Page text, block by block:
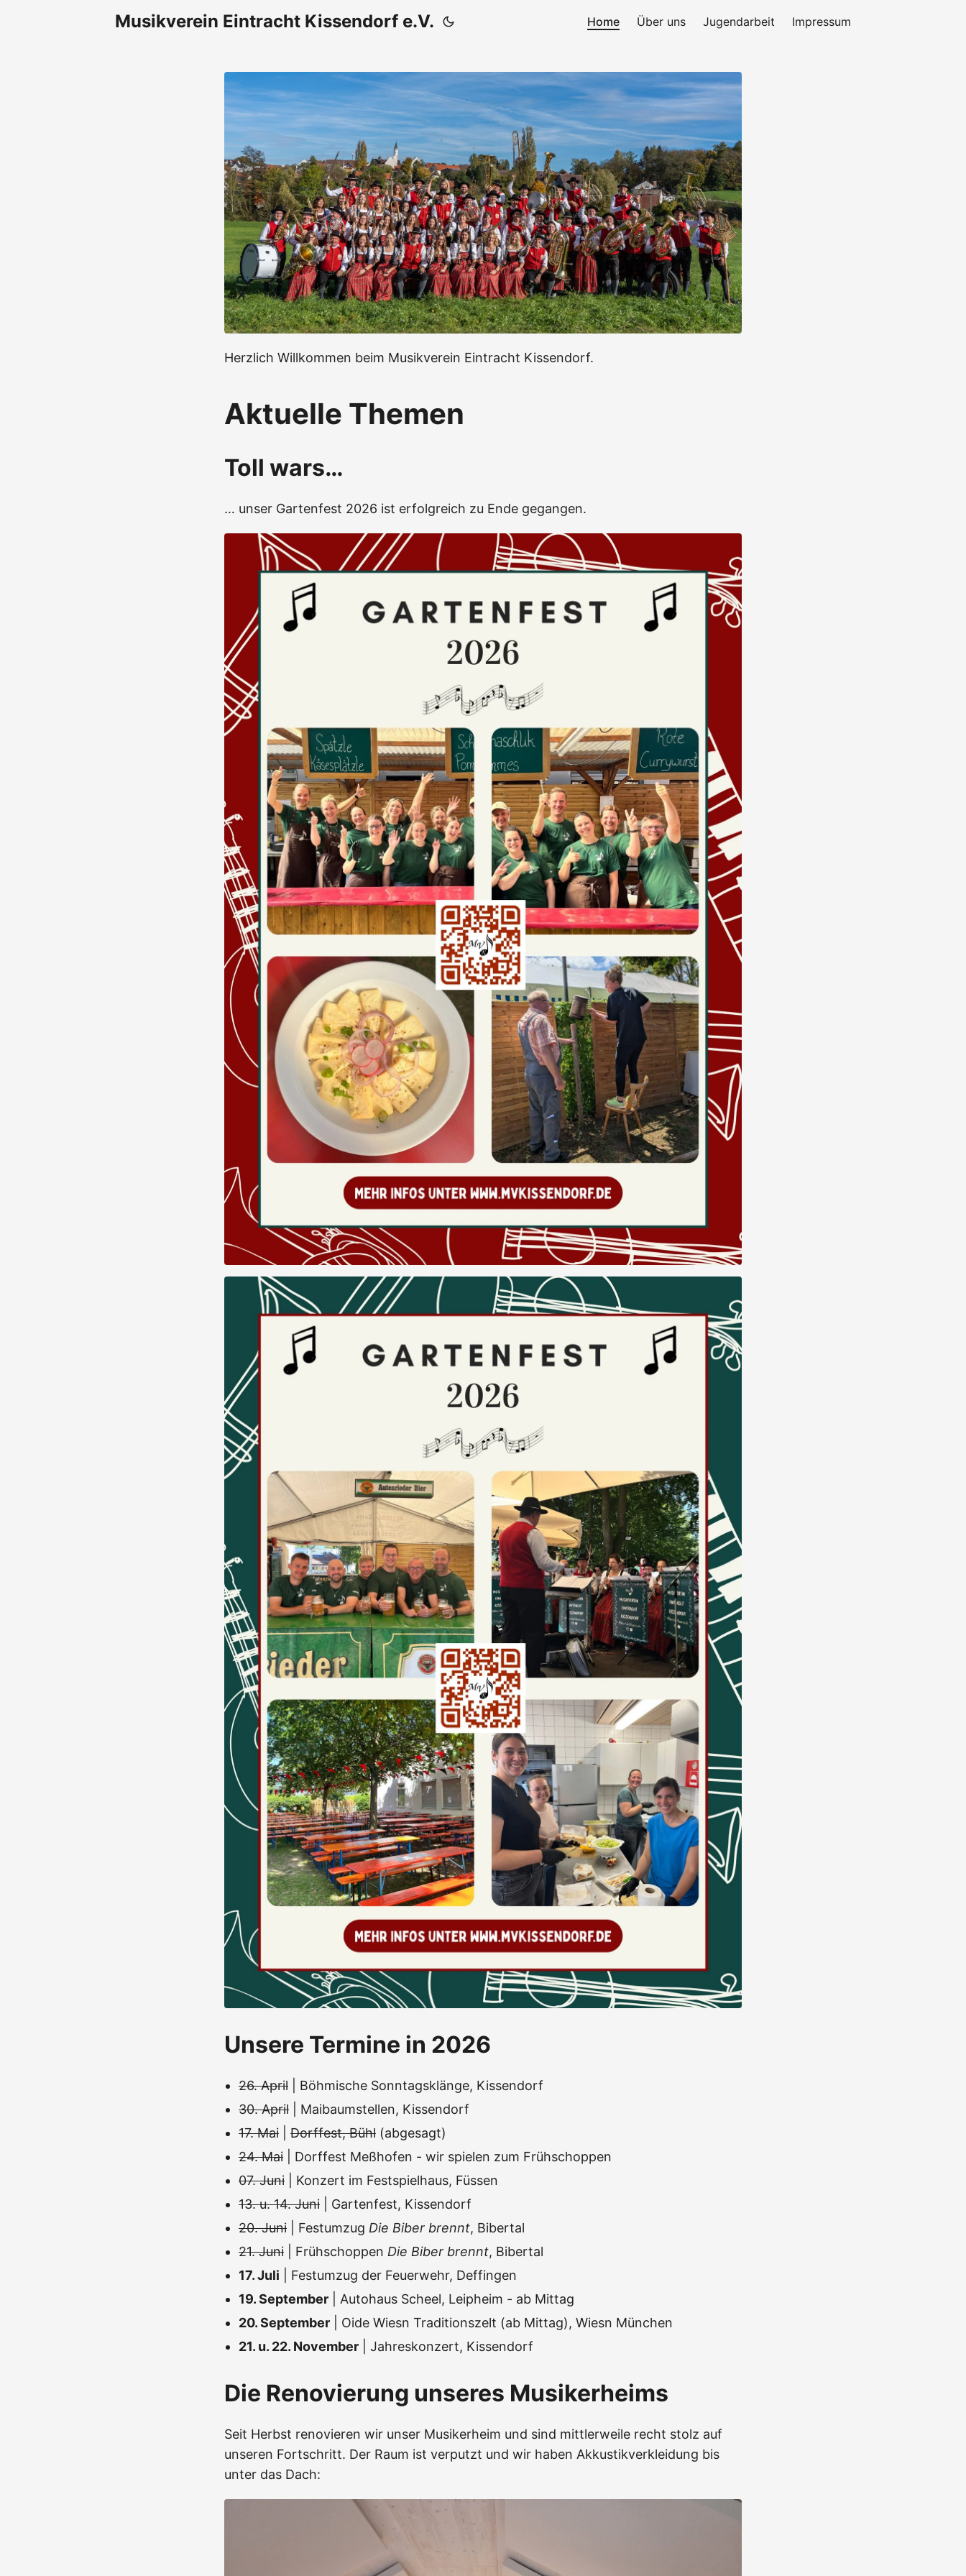
Musikverein Eintracht Kissendorf e.V. Home Über uns Jugendarbeit Impressum
Herzlich Willkommen beim Musikverein Eintracht Kissendorf.
Aktuelle Themen
Toll wars…
… unser Gartenfest 2026 ist erfolgreich zu Ende gegangen.
Unsere Termine in 2026
26. April | Böhmische Sonntagsklänge, Kissendorf
30. April | Maibaumstellen, Kissendorf
17. Mai
Dorffest, Bühl (abgesagt)
24. Mai | Dorffest Meßhofen - wir spielen zum Frühschoppen
07. Juni | Konzert im Festspielhaus, Füssen
13. u. 14. Juni | Gartenfest, Kissendorf
20. Juni | Festumzug Die Biber brennt, Bibertal
21. Juni | Frühschoppen Die Biber brennt, Bibertal
17. Juli | Festumzug der Feuerwehr, Deffingen
19. September | Autohaus Scheel, Leipheim - ab Mittag
20. September | Oide Wiesn Traditionszelt (ab Mittag), Wiesn München
21. u. 22. November | Jahreskonzert, Kissendorf
Die Renovierung unseres Musikerheims
Seit Herbst renovieren wir unser Musikerheim und sind mittlerweile recht stolz auf
unseren Fortschritt. Der Raum ist verputzt und wir haben Akkustikverkleidung bis
unter das Dach: